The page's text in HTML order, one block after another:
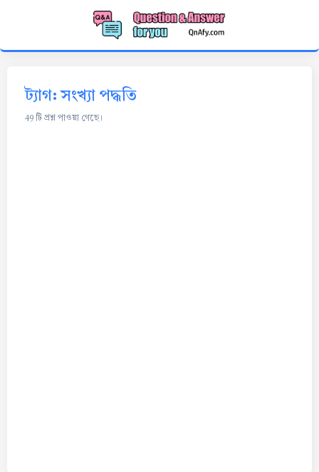
ট্যাগ: সংখ্যা পদ্ধতি
49 টি প্রশ্ন পাওয়া গেছে।